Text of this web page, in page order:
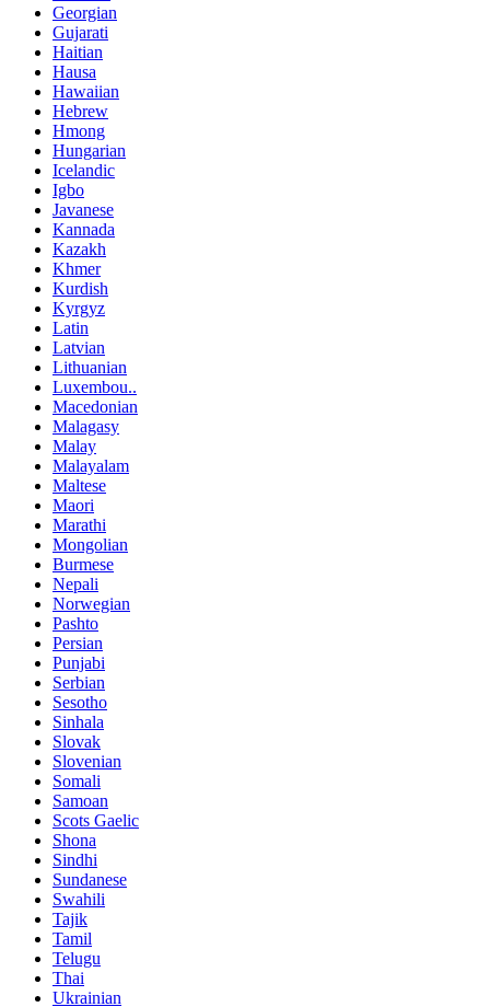
Georgian
Gujarati
Haitian
Hausa
Hawaiian
Hebrew
Hmong
Hungarian
Icelandic
Igbo
Javanese
Kannada
Kazakh
Khmer
Kurdish
Kyrgyz
Latin
Latvian
Lithuanian
Luxembou..
Macedonian
Malagasy
Malay
Malayalam
Maltese
Maori
Marathi
Mongolian
Burmese
Nepali
Norwegian
Pashto
Persian
Punjabi
Serbian
Sesotho
Sinhala
Slovak
Slovenian
Somali
Samoan
Scots Gaelic
Shona
Sindhi
Sundanese
Swahili
Tajik
Tamil
Telugu
Thai
Ukrainian